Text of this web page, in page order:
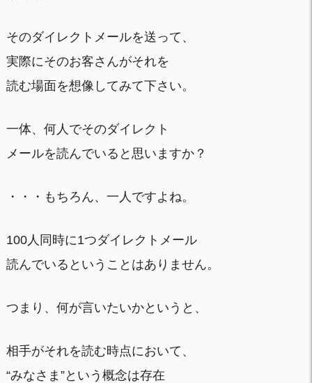
そのダイレクトメールを送って、
実際にそのお客さんがそれを
読む場面を想像してみて下さい。
一体、何人でそのダイレクト
メールを読んでいると思いますか？
・・・もちろん、一人ですよね。
100人同時に1つダイレクトメール
読んでいるということはありません。
つまり、何が言いたいかというと、
相手がそれを読む時点において、
“みなさま”という概念は存在